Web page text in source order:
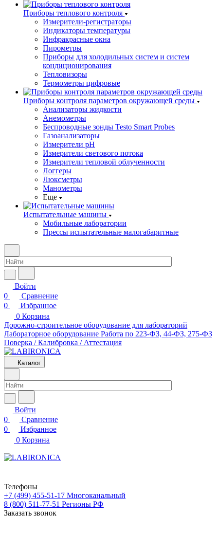
Приборы теплового контроля
Измерители-регистраторы
Индикаторы температуры
Инфракрасные окна
Пирометры
Приборы для холодильных систем и систем
кондиционирования
Тепловизоры
Термометры цифровые
Приборы контроля параметров окружающей среды
Анализаторы жидкости
Анемометры
Беспроводные зонды Testo Smart Probes
Газоанализаторы
Измерители pH
Измерители светового потока
Измерители тепловой облученности
Логгеры
Люксметры
Манометры
Еще
Испытательные машины
Мобильные лаборатории
Прессы испытательные малогабаритные
Войти
0
Сравнение
0
Избранное
0 Корзина
Дорожно-строительное оборудование для лабораторий
Лабораторное оборудование Работа по 223-ФЗ, 44-ФЗ, 275-ФЗ
Поверка / Калибровка / Аттестация
Каталог
Войти
0
Сравнение
0
Избранное
0 Корзина
Телефоны
+7 (499) 455-51-17 Многоканальный
8 (800) 511-77-51 Регионы РФ
Заказать звонок